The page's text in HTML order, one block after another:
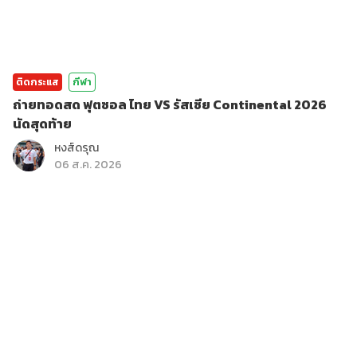
ติดกระแส กีฬา
ถ่ายทอดสด ฟุตซอล ไทย VS รัสเซีย Continental 2026
นัดสุดท้าย
หงส์ดรุณ
06 ส.ค. 2026